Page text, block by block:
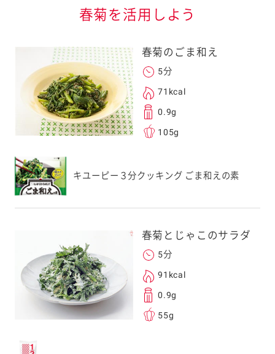
信する事ができ
身以外の方に送
転送していただけ
元コードをス
ォンのカメラ
春菊を活用しよう
春菊のごま和え
5分
71kcal
0.9g
105g
キユーピー３分クッキング ごま和えの素
春菊とじゃこのサラダ
5分
91kcal
0.9g
55g